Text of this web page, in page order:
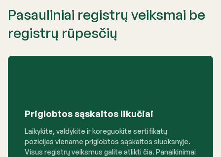
Pasauliniai registrų veiksmai be
registrų rūpesčių
Priglobtos sąskaitos likučiai
Laikykite, valdykite ir koreguokite sertifikatų
pozicijas viename priglobtos sąskaitos sluoksnyje.
Visus registrų veiksmus galite atlikti čia. Panaikinimai